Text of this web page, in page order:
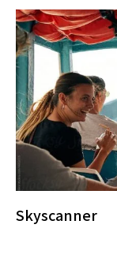
Skyscanner